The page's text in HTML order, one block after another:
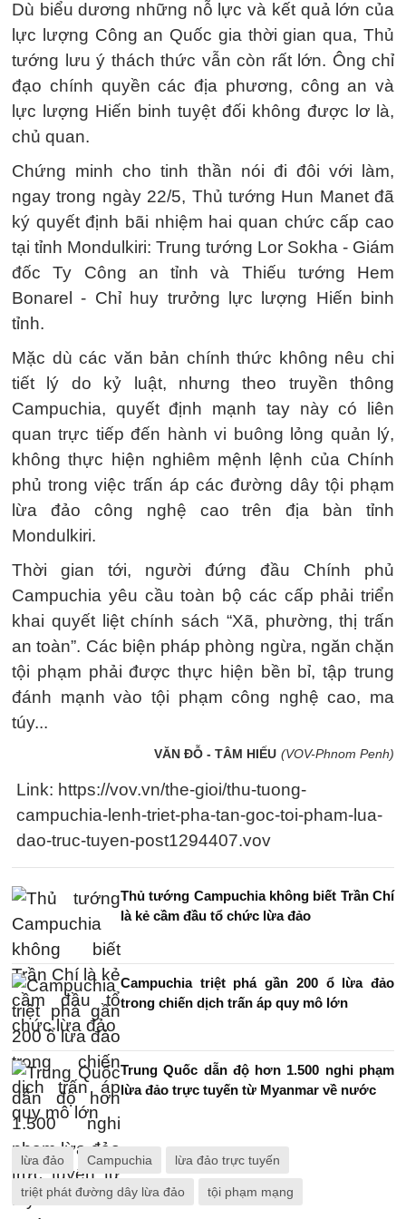
Dù biểu dương những nỗ lực và kết quả lớn của
lực lượng Công an Quốc gia thời gian qua, Thủ
tướng lưu ý thách thức vẫn còn rất lớn. Ông chỉ
đạo chính quyền các địa phương, công an và
lực lượng Hiến binh tuyệt đối không được lơ là,
chủ quan.
Chứng minh cho tinh thần nói đi đôi với làm,
ngay trong ngày 22/5, Thủ tướng Hun Manet đã
ký quyết định bãi nhiệm hai quan chức cấp cao
tại tỉnh Mondulkiri: Trung tướng Lor Sokha - Giám
đốc Ty Công an tỉnh và Thiếu tướng Hem
Bonarel - Chỉ huy trưởng lực lượng Hiến binh
tỉnh.
Mặc dù các văn bản chính thức không nêu chi
tiết lý do kỷ luật, nhưng theo truyền thông
Campuchia, quyết định mạnh tay này có liên
quan trực tiếp đến hành vi buông lỏng quản lý,
không thực hiện nghiêm mệnh lệnh của Chính
phủ trong việc trấn áp các đường dây tội phạm
lừa đảo công nghệ cao trên địa bàn tỉnh
Mondulkiri.
Thời gian tới, người đứng đầu Chính phủ
Campuchia yêu cầu toàn bộ các cấp phải triển
khai quyết liệt chính sách “Xã, phường, thị trấn
an toàn”. Các biện pháp phòng ngừa, ngăn chặn
tội phạm phải được thực hiện bền bỉ, tập trung
đánh mạnh vào tội phạm công nghệ cao, ma
túy...
VĂN ĐỖ - TÂM HIẾU (VOV-Phnom Penh)
Link: https://vov.vn/the-gioi/thu-tuong-
campuchia-lenh-triet-pha-tan-goc-toi-pham-lua-
dao-truc-tuyen-post1294407.vov
Thủ tướng Campuchia không biết Trần Chí
là kẻ cầm đầu tổ chức lừa đảo
Campuchia triệt phá gần 200 ổ lừa đảo
trong chiến dịch trấn áp quy mô lớn
Trung Quốc dẫn độ hơn 1.500 nghi phạm
lừa đảo trực tuyến từ Myanmar về nước
lừa đảo Campuchia lừa đảo trực tuyến
triệt phát đường dây lừa đảo tội phạm mạng